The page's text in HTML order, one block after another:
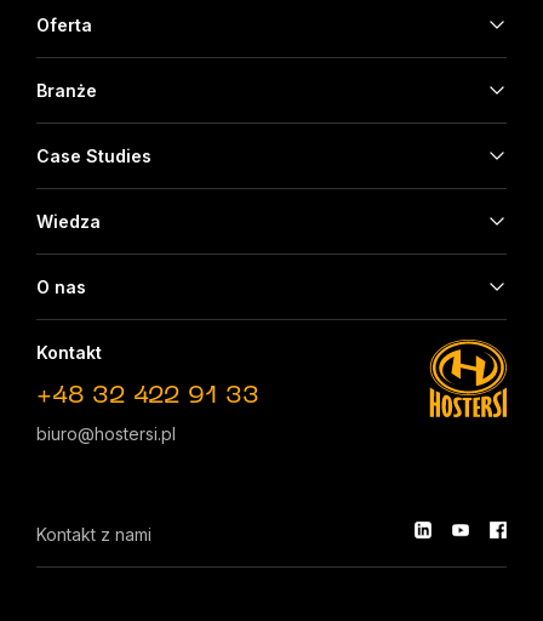
Oferta
Branże
Case Studies
Wiedza
O nas
Kontakt
+48 32 422 91 33
biuro@hostersi.pl
Kontakt z nami